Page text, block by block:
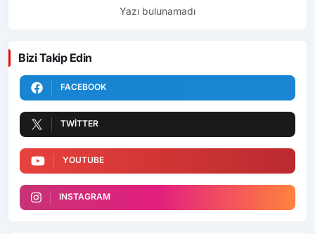
Yazı bulunamadı
Bizi Takip Edin
FACEBOOK
TWITTER
YOUTUBE
INSTAGRAM